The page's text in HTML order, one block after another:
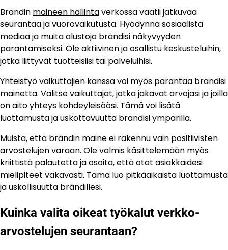
Brändin maineen hallintaverkossa vaatii jatkuvaa
seurantaa ja vuorovaikutusta. Hyödynnä sosiaalista
mediaa ja muita alustoja brändisi näkyvyyden
parantamiseksi. Ole aktiivinen ja osallistu keskusteluihin,
jotka liittyvät tuotteisiisi tai palveluihisi.
Yhteistyö vaikuttajien kanssa voi myös parantaa brändisi
mainetta. Valitse vaikuttajat, jotka jakavat arvojasi ja joilla
on aito yhteys kohdeyleisöösi. Tämä voi lisätä
luottamusta ja uskottavuutta brändisi ympärillä.
Muista, että brändin maine ei rakennu vain positiivisten
arvostelujen varaan. Ole valmis käsittelemään myös
kriittistä palautetta ja osoita, että otat asiakkaidesi
mielipiteet vakavasti. Tämä luo pitkäaikaista luottamusta
ja uskollisuutta brändillesi.
Kuinka valita oikeat työkalut verkko-
arvostelujen seurantaan?